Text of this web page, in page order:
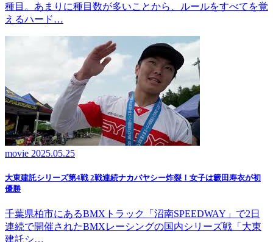
種目。あまりに種目数が多いことから、ルールをすべてを覚
えるハード…
movie 2025.05.25
大東建託シリーズ第4戦 2戦連続ナカバヤシー炸裂！女子は籔田寿衣が初
優勝
千葉県柏市にあるBMXトラック「沼南SPEEDWAY」で2日
連続で開催されたBMXレーシングの国内シリーズ戦「大東
建託シ…